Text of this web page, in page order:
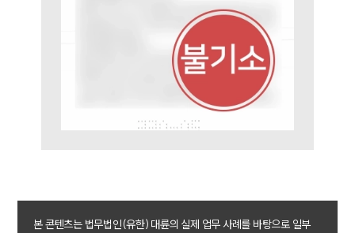
본 콘텐츠는 법무법인(유한) 대륜의 실제 업무 사례를 바탕으로 일부